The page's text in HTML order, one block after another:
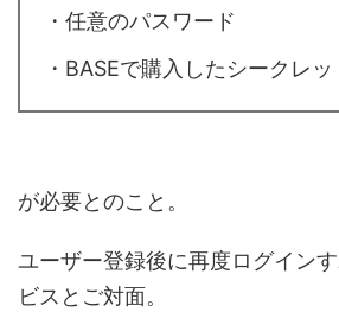
・任意のパスワード
・BASEで購入したシークレ
が必要とのこと。
ユーザー登録後に再度ログイン
ビスとご対面。